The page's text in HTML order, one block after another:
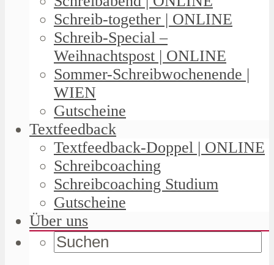
Schreib-together | ONLINE
Schreib-Special –
Weihnachtspost | ONLINE
Sommer-Schreibwochenende |
WIEN
Gutscheine
Textfeedback
Textfeedback-Doppel | ONLINE
Schreibcoaching
Schreibcoaching Studium
Gutscheine
Über uns